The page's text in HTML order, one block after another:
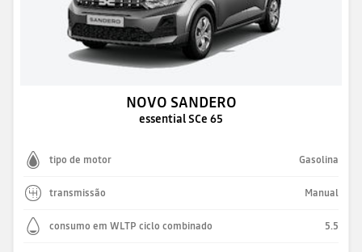
NOVO SANDERO
essential SCe 65
tipo de motor Gasolina
transmissão Manual
consumo em WLTP ciclo combinado 5.5